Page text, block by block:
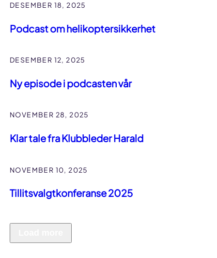
DESEMBER 18, 2025
Podcast om helikoptersikkerhet
DESEMBER 12, 2025
Ny episode i podcasten vår
NOVEMBER 28, 2025
Klar tale fra Klubbleder Harald
NOVEMBER 10, 2025
Tillitsvalgtkonferanse 2025